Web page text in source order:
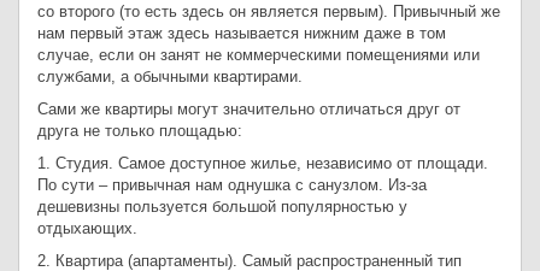
со второго (то есть здесь он является первым). Привычный же
нам первый этаж здесь называется нижним даже в том
случае, если он занят не коммерческими помещениями или
службами, а обычными квартирами.
Сами же квартиры могут значительно отличаться друг от
друга не только площадью:
1. Студия. Самое доступное жилье, независимо от площади.
По сути – привычная нам однушка с санузлом. Из-за
дешевизны пользуется большой популярностью у
отдыхающих.
2. Квартира (апартаменты). Самый распространенный тип